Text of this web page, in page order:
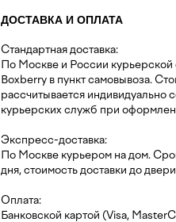
ДОСТАВКА И ОПЛАТА
Стандартная доставка:
По Москве и России
Boxberry в пункт самовывоза.
рассчитывается индивидуально
курьерских служб при
Экспресс-доставка:
По Москве курьером на дом.
дня, стоимость доставки до
Оплата:
Банковской картой (Visa,